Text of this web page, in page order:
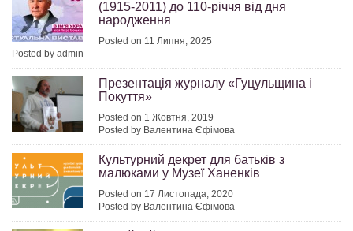
(1915-2011) до 110-річчя від дня
народження
Posted on 11 Липня, 2025
Posted by admin
Презентація журналу «Гуцульщина і
Покуття»
Posted on 1 Жовтня, 2019
Posted by Валентина Єфімова
Культурний декрет для батьків з
малюками у Музеї Ханенків
Posted on 17 Листопада, 2020
Posted by Валентина Єфімова